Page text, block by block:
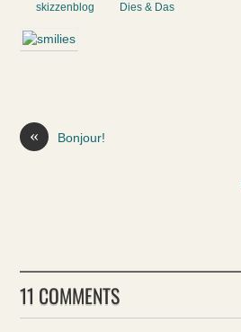
skizzenblog Dies & Das
« Bonjour!
11 COMMENTS